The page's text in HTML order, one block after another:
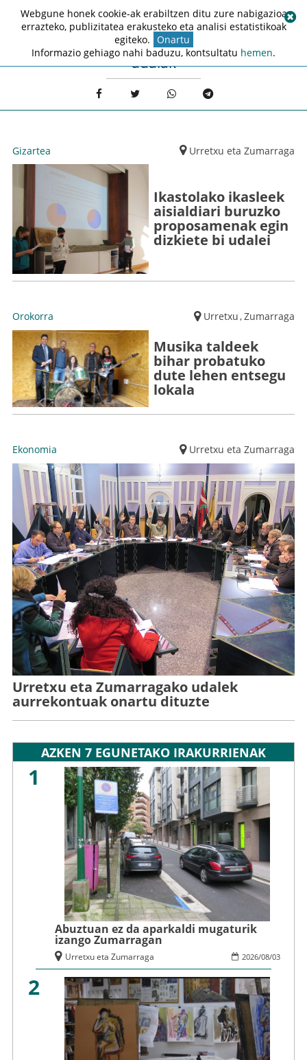
udalak
Gizartea Urretxu eta Zumarraga
Ikastolako ikasleek
aisialdiari buruzko
proposamenak egin
dizkiete bi udalei
Orokorra Urretxu,Zumarraga
Musika taldeek
bihar probatuko
dute lehen entsegu
lokala
Ekonomia Urretxu eta Zumarraga
Urretxu eta Zumarragako udalek
aurrekontuak onartu dituzte
AZKEN 7 EGUNETAKO IRAKURRIENAK
1
Abuztuan ez da aparkaldi mugaturik
izango Zumarragan
2026/08/03
Urretxu eta Zumarraga
2
Webgune honek cookie-ak erabiltzen ditu zure nabigazioa
errazteko, publizitatea erakusteko eta analisi estatistikoak
egiteko. Onartu
Informazio gehiago nahi baduzu, kontsultatu hemen.